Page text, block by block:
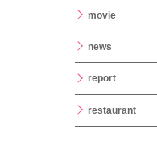
movie
news
report
restaurant